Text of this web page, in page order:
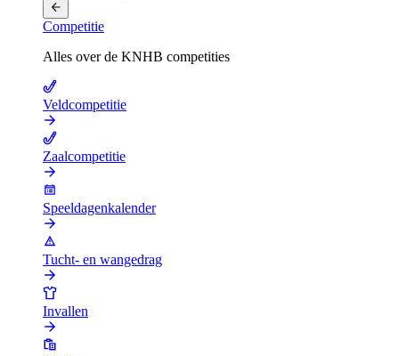
Competitie
Alles over de KNHB competities
Veldcompetitie
Zaalcompetitie
Speeldagenkalender
Tucht- en wangedrag
Invallen